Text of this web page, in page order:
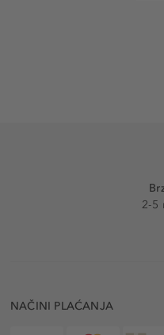
2-5
NAČINI PLAĆANJA